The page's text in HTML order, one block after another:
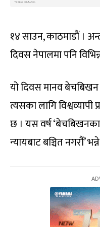
१४ साउन, काठमाडौं ।
दिवस नेपालमा पनि
यो दिवस मानव
त्यसका लागि विश्वव्यापी
छ । यस वर्ष
न्यायबाट बञ्चित नगरौं’